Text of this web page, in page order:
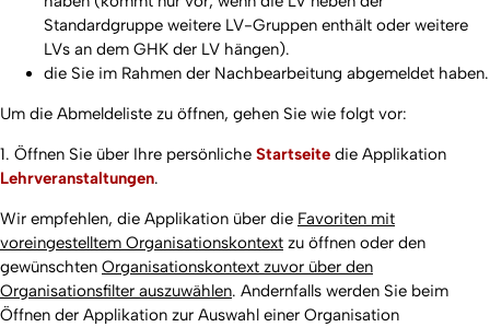
Standardgruppe weitere LV-Gruppen enthält oder weitere
LVs an dem GHK der LV hängen).
die Sie im Rahmen der Nachbearbeitung abgemeldet haben.
Um die Abmeldeliste zu öffnen, gehen Sie wie folgt vor:
1. Öffnen Sie über Ihre persönliche Startseite die Applikation
Lehrveranstaltungen.
Wir empfehlen, die Applikation über die Favoriten mit
voreingestelltem Organisationskontext zu öffnen oder den
gewünschten Organisationskontext zuvor über den
Organisationsfilter auszuwählen. Andernfalls werden Sie beim
Öffnen der Applikation zur Auswahl einer Organisation